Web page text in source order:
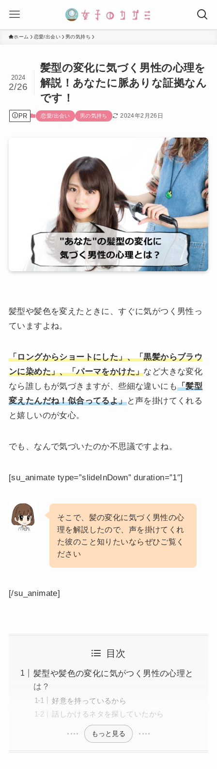
ホーム 恋愛/出会い 男の気持ち
髪型の変化に気づく男性の心理を
解説！あなたに脈ありな証拠なん
です！
2024
2/26
PR 恋愛/出会い 男の気持ち 2024年2月26日
髪型や髪色を変えたときに、すぐに気がつく男性っ
ていますよね。
「ロングからショートにした」、「黒髪からブラウ
ンに染めた」、「パーマをかけた」など大きな変化
なら誰しもが気づきますが、些細な違いにも「髪型
変えたんだね！似合ってるよ」と声を掛けてくれる
と嬉しいのが女心。
でも、なんで気づいたのか不思議ですよね。
[su_animate type=”slideInDown” duration=”1″]
そこで、髪の変化に気づく男性の心
理を解説したので、声を掛けてくれ
た彼のこと知りたいならぜひご覧く
ださい
[/su_animate]
目次
髪型や髪色の変化に気がつく男性の心理と
は？
好意を持っているから
話しかけるネタを探していたから
もっと見る